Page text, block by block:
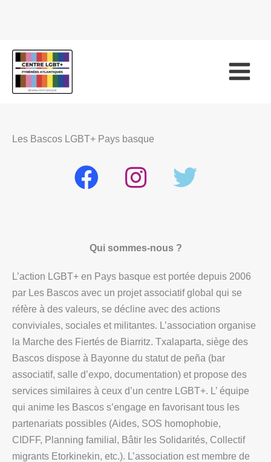
Les Bascos LGBT+ Pays basque
Qui sommes-nous ?
L’action LGBT+ en Pays basque est portée depuis 2006
par Les Bascos avec un projet associatif global qui se
réfère à des valeurs, se décline avec des actions
conviviales, sociales et militantes. L’association organise
la Marche des Fiertés de Biarritz. Txalaparta, siège des
Bascos dispose à Bayonne du statut de peña (bar
associatif, salle d’expo, documentation) et propose des
services similaires à ceux d’un centre LGBT+. L’ équipe
qui anime les Bascos s’engage en favorisant tous les
partenariats possibles (Aides, SOS homophobie,
CIDFF, Planning familial, Bâtir les Solidarités, Collectif
migrants Etorkinekin, etc.). L’association est membre de